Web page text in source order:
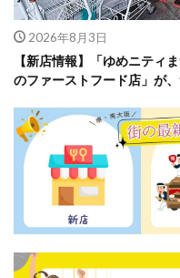
2026年8月3日
【新店情報】「ゆめニティ
のファーストフード店」が